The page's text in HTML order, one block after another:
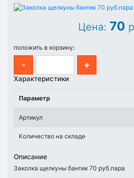
Цена: 70
положить в корзину:
- +
Характеристики
Параметр
Артикул
Количество на складе
Описание
Заколка щелкуны бантик 70 руб.пара